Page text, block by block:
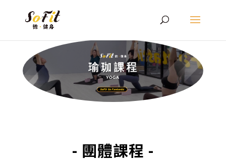
- 團體課程 -